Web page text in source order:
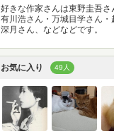
好きな作家さんは東野圭吾さ
有川浩さん・万城目学さん
深月さん、などなどです。
お気に入り 49人